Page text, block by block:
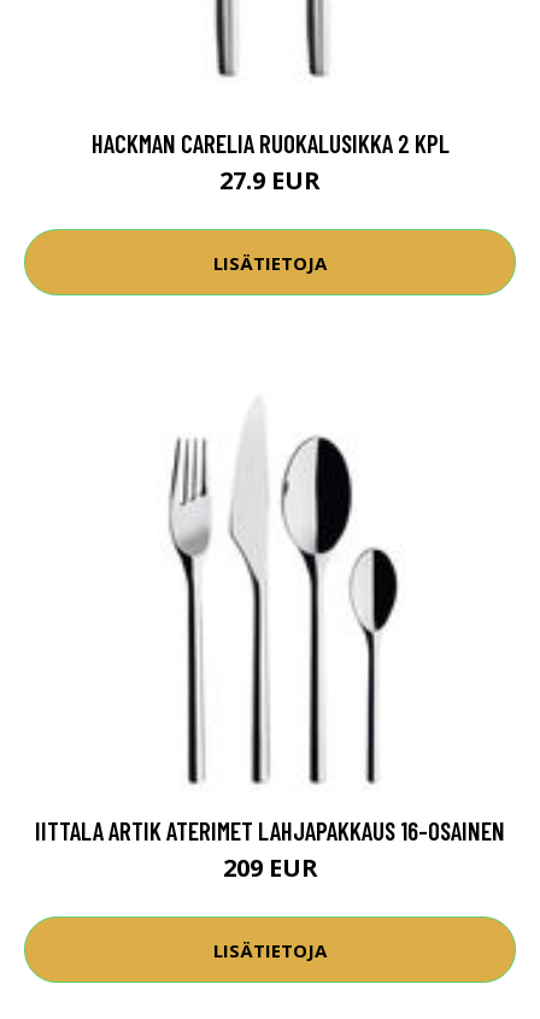
HACKMAN CARELIA RUOKALUSIKKA 2 KPL
27.9 EUR
LISÄTIETOJA
IITTALA ARTIK ATERIMET LAHJAPAKKAUS 16-OSAINEN
209 EUR
LISÄTIETOJA